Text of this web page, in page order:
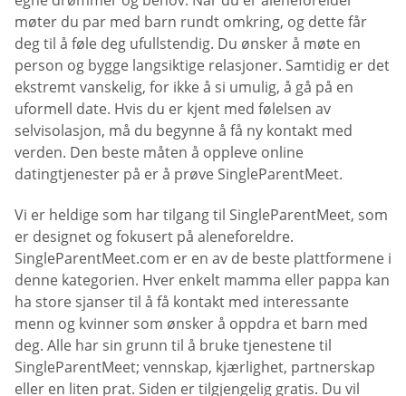
møter du par med barn rundt omkring, og dette får
deg til å føle deg ufullstendig. Du ønsker å møte en
person og bygge langsiktige relasjoner. Samtidig er det
ekstremt vanskelig, for ikke å si umulig, å gå på en
uformell date. Hvis du er kjent med følelsen av
selvisolasjon, må du begynne å få ny kontakt med
verden. Den beste måten å oppleve online
datingtjenester på er å prøve SingleParentMeet.
Vi er heldige som har tilgang til SingleParentMeet, som
er designet og fokusert på aleneforeldre.
SingleParentMeet.com er en av de beste plattformene i
denne kategorien. Hver enkelt mamma eller pappa kan
ha store sjanser til å få kontakt med interessante
menn og kvinner som ønsker å oppdra et barn med
deg. Alle har sin grunn til å bruke tjenestene til
SingleParentMeet; vennskap, kjærlighet, partnerskap
eller en liten prat. Siden er tilgjengelig gratis. Du vil